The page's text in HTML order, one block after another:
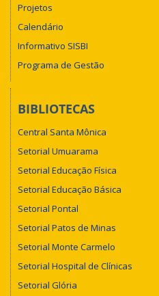
Projetos
Calendário
Informativo SISBI
Programa de Gestão
BIBLIOTECAS
Central Santa Mônica
Setorial Umuarama
Setorial Educação Física
Setorial Educação Básica
Setorial Pontal
Setorial Patos de Minas
Setorial Monte Carmelo
Setorial Hospital de Clínicas
Setorial Glória